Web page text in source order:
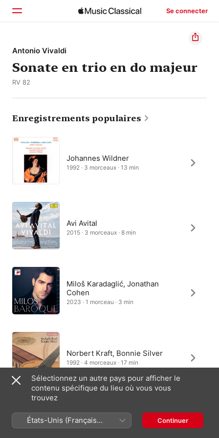
Se connecter
Accueil
Parcourir
Antonio Vivaldi
Sonate en trio en do majeur
RV 82
Enregistrements populaires
Johannes Wildner
1992 · 3 morceaux · 13 min
Avi Avital
2015 · 3 morceaux · 8 min
Miloš Karadaglić, Jonathan
Cohen
2023 · 1 morceau · 3 min
Norbert Kraft, Bonnie Silver
1992 · 4 morceaux · 17 min
Kazuhito Yamashita
1995 · 3 morceaux · 9 min
Sélectionnez un autre pays pour afficher le
contenu spécifique du lieu où vous vous
trouvez
États-Unis (Français
France)
Continuer